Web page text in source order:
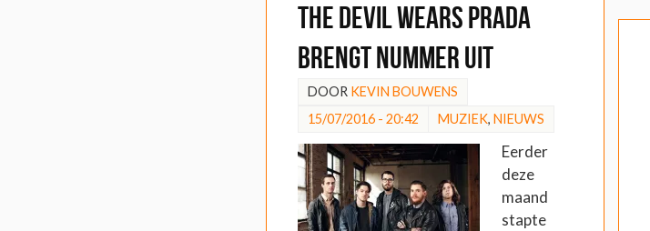
The Devil Wears Prada
brengt nummer uit
DOOR KEVIN BOUWENS
15/07/2016 - 20:42
MUZIEK, NIEUWS
Eerder
deze
maand
stapte